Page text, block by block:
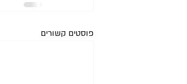
פוסטים קשורים